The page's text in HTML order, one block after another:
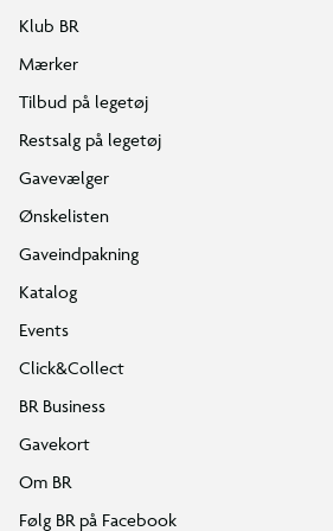
Klub BR
Mærker
Tilbud på legetøj
Restsalg på legetøj
Gavevælger
Ønskelisten
Gaveindpakning
Katalog
Events
Click&Collect
BR Business
Gavekort
Om BR
Følg BR på Facebook